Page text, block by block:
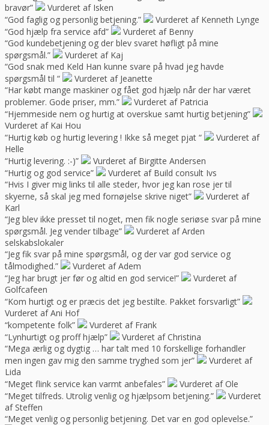
bravør”
Vurderet af Isken
“God faglig og personlig betjening.”
Vurderet af Kenneth Lynge
“God hjælp fra service afd”
Vurderet af Benny
“God kundebetjening og der blev svaret høfligt på mine
spørgsmål.”
Vurderet af Kaj
“God snak med Keld Han kunne svare på hvad jeg havde
spørgsmål til “
Vurderet af Jeanette
“Har købt mange maskiner og fået god hjælp når der har været
problemer. Gode priser, mm.”
Vurderet af Patricia
“Hjemmeside nem og hurtig at overskue samt hurtig betjening”
Vurderet af Kai Hou
“Hurtig køb og hurtig levering ! Ikke så meget pjat “
Vurderet af
Helle
“Hurtig levering. :-)”
Vurderet af Birgitte Andersen
“Hurtig og god service”
Vurderet af Build consult Ivs
“Hvis I giver mig links til alle steder, hvor jeg kan rose jer til
skyerne, så skal jeg med fornøjelse skrive niget”
Vurderet af
Karl
“Jeg blev ikke presset til noget, men fik nogle seriøse svar på mine
spørgsmål. Jeg vender tilbage”
Vurderet af Arden
selskabslokaler
“Jeg fik svar på mine spørgsmål, og der var god service og
tålmodighed.”
Vurderet af Adem
“Jeg har brugt jer før og altid en god service!”
Vurderet af
Golfcafeen
“Kom hurtigt og er præcis det jeg bestilte. Pakket forsvarligt”
Vurderet af Ani Hof
“kompetente folk”
Vurderet af Frank
“Lynhurtigt og proff hjælp”
Vurderet af Christina
“Mega ærlig og dygtig … har talt med 10 forskellige forhandler
men ingen gav mig den samme tryghed som jer”
Vurderet af
Lida
“Meget flink service kan varmt anbefales”
Vurderet af Ole
“Meget tilfreds. Utrolig venlig og hjælpsom betjening.”
Vurderet
af Steffen
“Meget venlig og personlig betjening. Det var en god oplevelse.”